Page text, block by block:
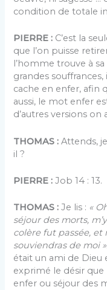
condition de totale
PIERRE : C’est la
que l’on puisse
l’homme trouve à
grandes
cache en enfer, afin
aussi, le mot enfer
d’autres versions
THOMAS : Attends,
il ?
PIERRE : Job 14 : 13.
THOMAS :Je lis : «
séjour des morts,
colère fut passée,
souviendras de moi
était un ami de Dieu
exprimé le désir que
enfer ou séjour des